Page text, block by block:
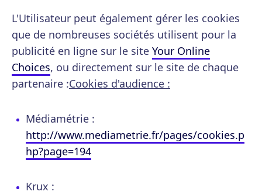
L'Utilisateur peut également gérer les cookies
que de nombreuses sociétés utilisent pour la
publicité en ligne sur le site Your Online
Choices, ou directement sur le site de chaque
partenaire :Cookies d'audience :
Médiamétrie :
http://www.mediametrie.fr/pages/cookies.p
hp?page=194
Krux :